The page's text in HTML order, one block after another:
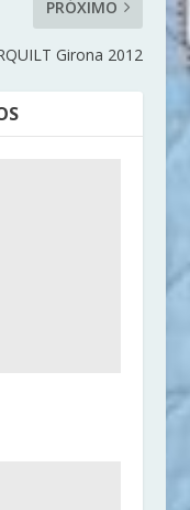
PRÓXIMO
Girona 2012